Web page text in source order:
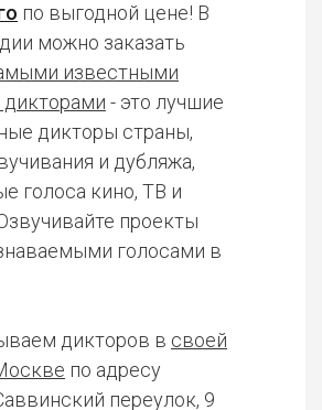
по выгодной цене! В
можно заказать
известными
- это лучшие
дикторы страны,
и дубляжа,
голоса кино, ТВ и
проекты
голосами в
дикторов в своей
по адресу
переулок, 9